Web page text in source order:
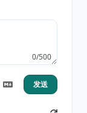
0/500
发送